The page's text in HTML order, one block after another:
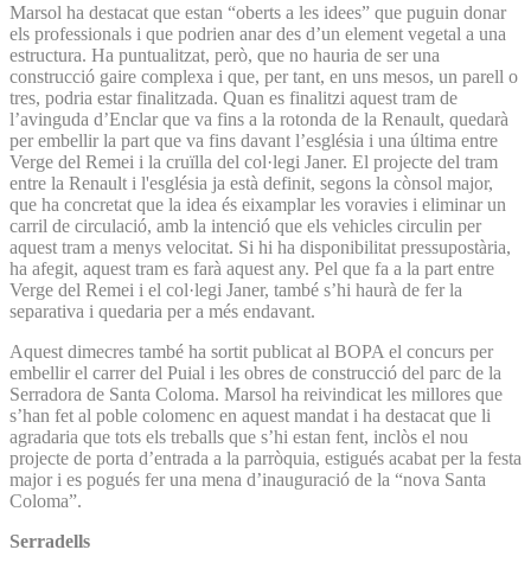
Marsol ha destacat que estan “oberts a les idees” que puguin donar
els professionals i que podrien anar des d’un element vegetal a una
estructura. Ha puntualitzat, però, que no hauria de ser una
construcció gaire complexa i que, per tant, en uns mesos, un parell o
tres, podria estar finalitzada. Quan es finalitzi aquest tram de
l’avinguda d’Enclar que va fins a la rotonda de la Renault, quedarà
per embellir la part que va fins davant l’església i una última entre
Verge del Remei i la cruïlla del col·legi Janer. El projecte del tram
entre la Renault i l'església ja està definit, segons la cònsol major,
que ha concretat que la idea és eixamplar les voravies i eliminar un
carril de circulació, amb la intenció que els vehicles circulin per
aquest tram a menys velocitat. Si hi ha disponibilitat pressupostària,
ha afegit, aquest tram es farà aquest any. Pel que fa a la part entre
Verge del Remei i el col·legi Janer, també s’hi haurà de fer la
separativa i quedaria per a més endavant.
Aquest dimecres també ha sortit publicat al BOPA el concurs per
embellir el carrer del Puial i les obres de construcció del parc de la
Serradora de Santa Coloma. Marsol ha reivindicat les millores que
s’han fet al poble colomenc en aquest mandat i ha destacat que li
agradaria que tots els treballs que s’hi estan fent, inclòs el nou
projecte de porta d’entrada a la parròquia, estigués acabat per la festa
major i es pogués fer una mena d’inauguració de la “nova Santa
Coloma”.
Serradells